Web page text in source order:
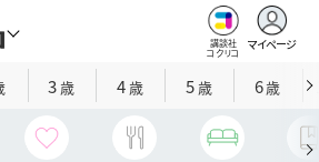
講談社
コクリコ
マイページ
3歳 4歳 5歳 6歳